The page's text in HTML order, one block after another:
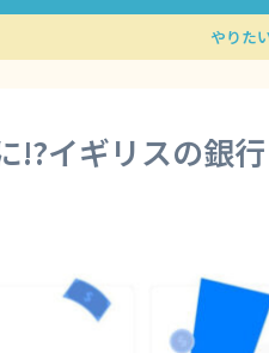
やりた
!?イギリスの銀